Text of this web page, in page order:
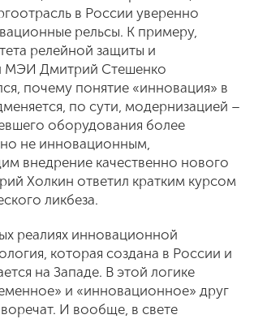
в России уверенно
рельсы. К примеру,
релейной защиты и
МЭИ Дмитрий Стешенко
почему понятие «инновация» в
по сути, модернизацией –
оборудования более
не инновационным,
внедрение качественно нового
Холкин ответил кратким курсом
ликбеза.
реалиях инновационной
которая создана в России и
на Западе. В этой логике
и «инновационное» друг
И вообще, в свете